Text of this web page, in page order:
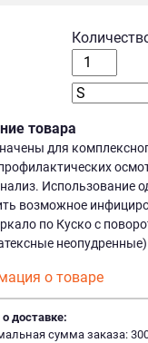
товара
для
Использование
возможное
по Куско с
о товаре
доставке:
сумма заказа: